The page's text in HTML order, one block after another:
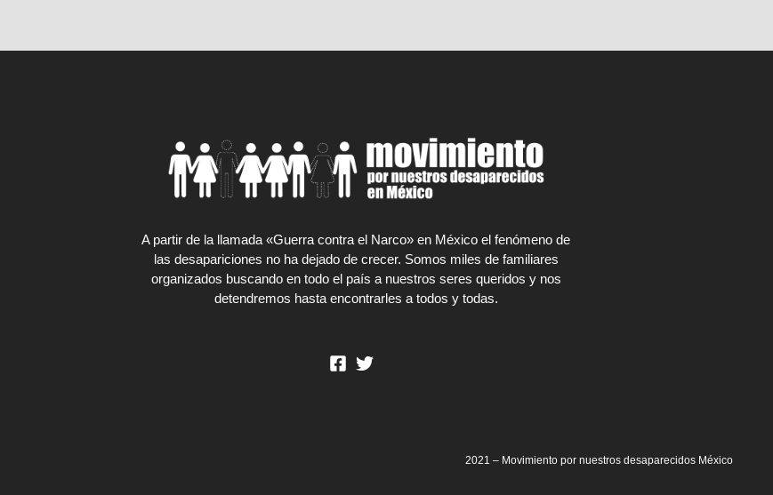
A partir de la llamada «Guerra contra el Narco» en México el fenómeno de
las desapariciones no ha dejado de crecer. Somos miles de familiares
organizados buscando en todo el país a nuestros seres queridos y nos
detendremos hasta encontrarles a todos y todas.
2021 – Movimiento por nuestros desaparecidos México